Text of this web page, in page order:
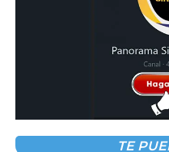
Compartir en:
TE